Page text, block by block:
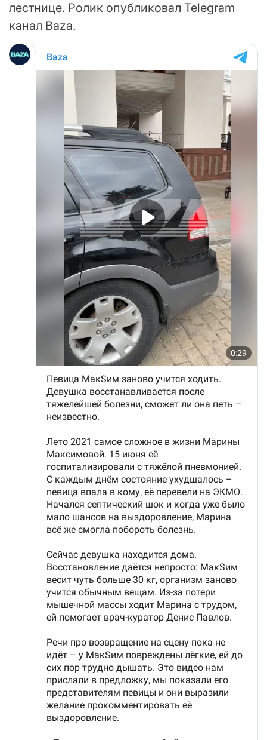
лестнице. Ролик опубликовал Telegram
канал Baza.